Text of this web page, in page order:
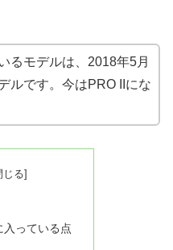
るモデルは、2018年5月
ルです。今はPRO IIにな
入っている点